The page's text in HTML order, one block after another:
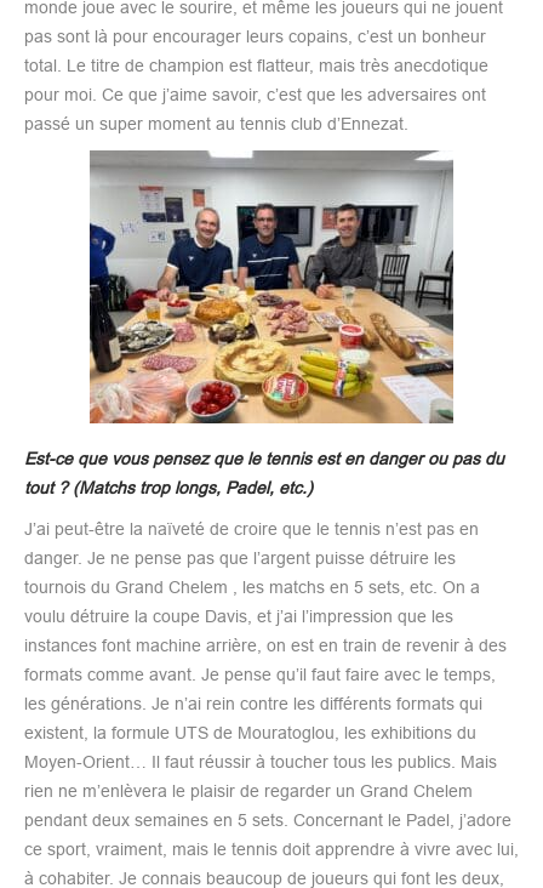
monde joue avec le sourire, et même les joueurs qui ne jouent
pas sont là pour encourager leurs copains, c’est un bonheur
total. Le titre de champion est flatteur, mais très anecdotique
pour moi. Ce que j’aime savoir, c’est que les adversaires ont
passé un super moment au tennis club d’Ennezat.
Est-ce que vous pensez que le tennis est en danger ou pas du
tout ? (Matchs trop longs, Padel, etc.)
J’ai peut-être la naïveté de croire que le tennis n’est pas en
danger. Je ne pense pas que l’argent puisse détruire les
tournois du Grand Chelem , les matchs en 5 sets, etc. On a
voulu détruire la coupe Davis, et j’ai l’impression que les
instances font machine arrière, on est en train de revenir à des
formats comme avant. Je pense qu’il faut faire avec le temps,
les générations. Je n’ai rein contre les différents formats qui
existent, la formule UTS de Mouratoglou, les exhibitions du
Moyen-Orient… Il faut réussir à toucher tous les publics. Mais
rien ne m’enlèvera le plaisir de regarder un Grand Chelem
pendant deux semaines en 5 sets. Concernant le Padel, j’adore
ce sport, vraiment, mais le tennis doit apprendre à vivre avec lui,
à cohabiter. Je connais beaucoup de joueurs qui font les deux,